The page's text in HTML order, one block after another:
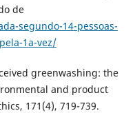
de
segundo-14-pessoas-
1a-vez/
greenwashing: the
and product
171(4), 719-739.